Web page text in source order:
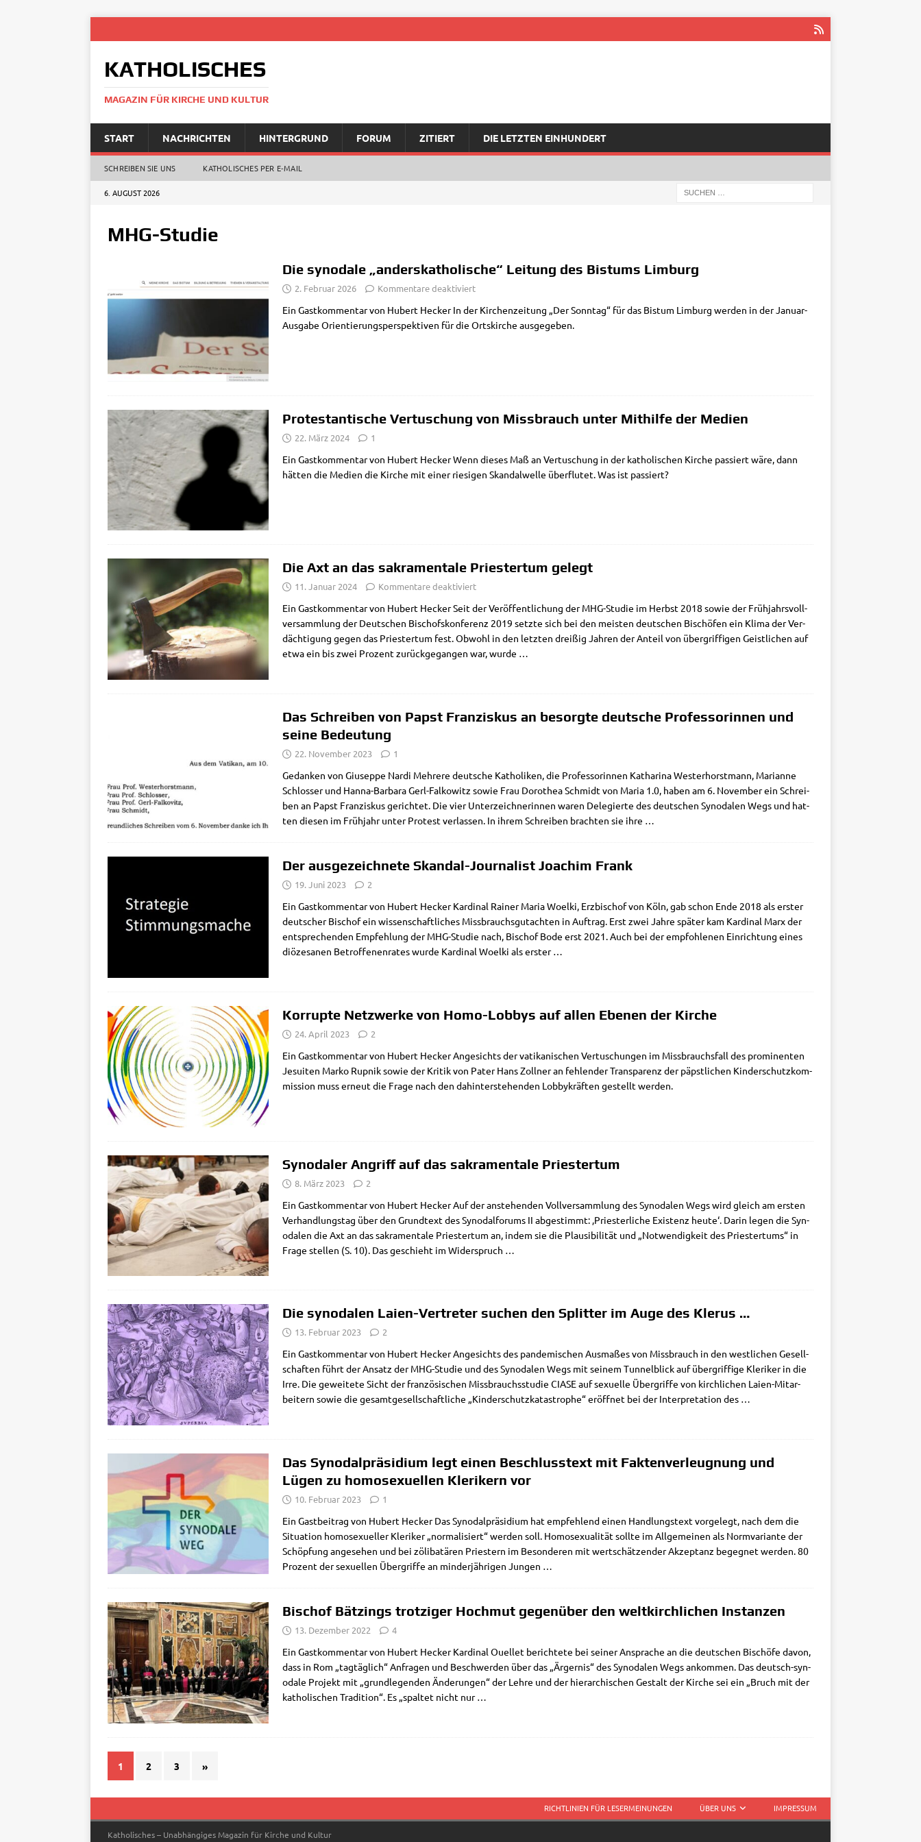
KATHOLISCHES
MAGAZIN FÜR KIRCHE UND KULTUR
START NACHRICHTEN HINTERGRUND FORUM ZITIERT DIE LETZTEN EINHUNDERT
SCHREIBEN SIE UNS KATHOLISCHES PER E‑MAIL
6. AUGUST 2026
MHG-Studie
Die synodale „anderskatholische“ Leitung des Bistums Limburg
2. Februar 2026 Kommentare deaktiviert
Ein Gast­kom­men­tar von Hubert Hecker In der Kir­chen­zei­tung „Der Sonn­tag“ für das Bis­tum Lim­burg wer­den in der Janu­ar-
Aus­­­ga­­be Ori­en­tie­rungs­per­spek­ti­ven für die Orts­kir­che ausgegeben.
Protestantische Vertuschung von Missbrauch unter Mithilfe der Medien
22. März 2024 1
Ein Gast­kom­men­tar von Hubert Hecker Wenn die­ses Maß an Ver­tu­schung in der katho­li­schen Kir­che pas­siert wäre, dann
hät­ten die Medi­en die Kir­che mit einer rie­si­gen Skan­dal­wel­le über­flu­tet. Was ist passiert?
Die Axt an das sakramentale Priestertum gelegt
11. Januar 2024 Kommentare deaktiviert
Ein Gast­kom­men­tar von Hubert Hecker Seit der Ver­öf­fent­li­chung der MHG-Stu­­die im Herbst 2018 sowie der Früh­jahrs­voll­
ver­samm­lung der Deut­schen Bischofs­kon­fe­renz 2019 setz­te sich bei den mei­sten deut­schen Bischö­fen ein Kli­ma der Ver­
däch­ti­gung gegen das Prie­ster­tum fest. Obwohl in den letz­ten drei­ßig Jah­ren der Anteil von über­grif­fi­gen Geist­li­chen auf
etwa ein bis zwei Pro­zent zurück­ge­gan­gen war, wur­de …
Das Schreiben von Papst Franziskus an besorgte deutsche Professorinnen und
seine Bedeutung
22. November 2023 1
Gedan­ken von Giu­sep­pe Nar­di Meh­re­re deut­sche Katho­li­ken, die Pro­fes­so­rin­nen Katha­ri­na Wester­horst­mann, Mari­an­ne
Schlos­ser und Han­­na-Bar­­ba­ra Gerl-Fal­­ko­­witz sowie Frau Doro­thea Schmidt von Maria 1.0, haben am 6. Novem­ber ein Schrei­
ben an Papst Fran­zis­kus gerich­tet. Die vier Unter­zeich­ne­rin­nen waren Dele­gier­te des deut­schen Syn­oda­len Wegs und hat­
ten die­sen im Früh­jahr unter Pro­test ver­las­sen. In ihrem Schrei­ben brach­ten sie ihre …
Der ausgezeichnete Skandal-Journalist Joachim Frank
19. Juni 2023 2
Ein Gast­kom­men­tar von Hubert Hecker Kar­di­nal Rai­ner Maria Woel­ki, Erz­bi­schof von Köln, gab schon Ende 2018 als erster
deut­scher Bischof ein wis­sen­schaft­li­ches Miss­brauchs­gut­ach­ten in Auf­trag. Erst zwei Jah­re spä­ter kam Kar­di­nal Marx der
ent­spre­chen­den Emp­feh­lung der MHG-Stu­­die nach, Bischof Bode erst 2021. Auch bei der emp­foh­le­nen Ein­rich­tung eines
diö­ze­sa­nen Betrof­fe­nen­ra­tes wur­de Kar­di­nal Woel­ki als erster…
Korrupte Netzwerke von Homo-Lobbys auf allen Ebenen der Kirche
24. April 2023 2
Ein Gast­kom­men­tar von Hubert Hecker Ange­sichts der vati­ka­ni­schen Ver­tu­schun­gen im Miss­brauchs­fall des pro­mi­nen­ten
Jesui­ten Mar­ko Rup­nik sowie der Kri­tik von Pater Hans Zoll­ner an feh­len­der Trans­pa­renz der päpst­li­chen Kin­der­schutz­kom­
mis­si­on muss erneut die Fra­ge nach den dahin­ter­ste­hen­den Lob­by­kräf­ten gestellt werden.
Synodaler Angriff auf das sakramentale Priestertum
8. März 2023 2
Ein Gast­kom­men­tar von Hubert Hecker Auf der anste­hen­den Voll­ver­samm­lung des Syn­oda­len Wegs wird gleich am ersten
Ver­hand­lungs­tag über den Grund­text des Syn­odal­fo­rums II abge­stimmt: ‚Prie­ster­li­che Exi­stenz heu­te‘. Dar­in legen die Syn­
oda­len die Axt an das sakra­men­ta­le Prie­ster­tum an, indem sie die Plau­si­bi­li­tät und „Not­wen­dig­keit des Prie­ster­tums“ in
Fra­ge stel­len (S. 10). Das geschieht im Wider­spruch …
Die synodalen Laien-Vertreter suchen den Splitter im Auge des Klerus …
13. Februar 2023 2
Ein Gast­kom­men­tar von Hubert Hecker Ange­sichts des pan­de­mi­schen Aus­ma­ßes von Miss­brauch in den west­li­chen Gesell­
schaf­ten führt der Ansatz der MHG-Stu­­die und des Syn­oda­len Wegs mit sei­nem Tun­nel­blick auf über­grif­fi­ge Kle­ri­ker in die
Irre. Die gewei­te­te Sicht der fran­zö­si­schen Miss­brauchs­stu­die CIASE auf sexu­el­le Über­grif­fe von kirch­li­chen Lai­en-Mit­ar­­
bei­tern sowie die gesamt­ge­sell­schaft­li­che „Kin­der­schutz­ka­ta­stro­phe“ eröff­net bei der Inter­pre­ta­ti­on des …
Das Synodalpräsidium legt einen Beschlusstext mit Faktenverleugnung und
Lügen zu homosexuellen Klerikern vor
10. Februar 2023 1
Ein Gast­bei­trag von Hubert Hecker Das Syn­odal­prä­si­di­um hat emp­feh­lend einen Hand­lungs­text vor­ge­legt, nach dem die
Situa­ti­on homo­se­xu­el­ler Kle­ri­ker „nor­ma­li­siert“ wer­den soll. Homo­se­xua­li­tät soll­te im All­ge­mei­nen als Norm­va­ri­an­te der
Schöp­fung ange­se­hen und bei zöli­ba­t­ä­ren Prie­stern im Beson­de­ren mit wert­schät­zen­der Akzep­tanz begeg­net wer­den. 80
Pro­zent der sexu­el­len Über­grif­fe an min­der­jäh­ri­gen Jungen …
Bischof Bätzings trotziger Hochmut gegenüber den weltkirchlichen Instanzen
13. Dezember 2022 4
Ein Gast­kom­men­tar von Hubert Hecker Kar­di­nal Ouel­let berich­te­te bei sei­ner Anspra­che an die deut­schen Bischö­fe davon,
dass in Rom „tag­täg­lich“ Anfra­gen und Beschwer­den über das „Ärger­nis“ des Syn­oda­len Wegs ankom­men. Das deutsch-syn­­
o­da­­le Pro­jekt mit „grund­le­gen­den Ände­run­gen“ der Leh­re und der hier­ar­chi­schen Gestalt der Kir­che sei ein „Bruch mit der
katho­li­schen Tra­di­ti­on“. Es „spal­tet nicht nur…
1 2 3 »
RICHTLINIEN FÜR LESERMEINUNGEN ÜBER UNS IMPRESSUM
Katholisches – Unabhängiges Magazin für Kirche und Kultur